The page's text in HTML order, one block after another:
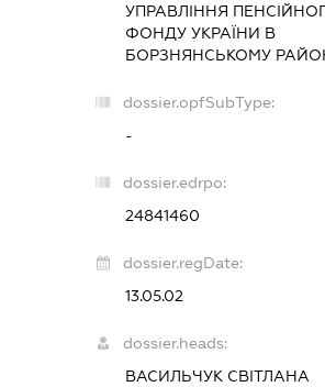
УПРАВЛІННЯ
ФОНДУ УКРАЇНИ В
БОРЗНЯНСЬКОМУ
dossier.opfSubType:
-
dossier.edrpo:
24841460
dossier.regDate:
13.05.02
dossier.heads:
ВАСИЛЬЧУК СВІТЛАНА